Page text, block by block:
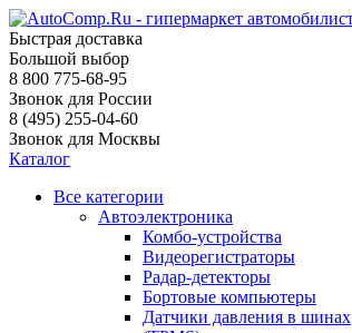
Быстрая доставка
Большой выбор
8 800 775-68-95
Звонок для России
8 (495) 255-04-60
Звонок для Москвы
Каталог
Все категории
Автоэлектроника
Комбо-устройства
Видеорегистраторы
Радар-детекторы
Бортовые компьютеры
Датчики давления в шинах